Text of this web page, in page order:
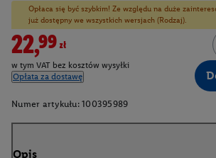
Opłaca się być szybkim! Ze względu na duże
już dostępny we wszystkich wersjach (Rodzaj).
22,99zł
w tym VAT bez kosztów wysyłki
Opłata za dostawę
Numer artykułu: 100395989
Opis